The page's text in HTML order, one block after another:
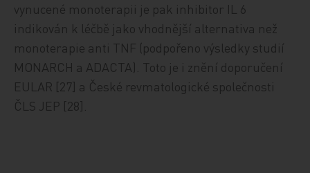
vynucené monoterapii je pak inhibitor IL 6
indikován k léčbě jako vhodnější alternativa než
monoterapie anti TNF (podpořeno výsledky studií
MONARCH a ADACTA). Toto je i znění doporučení
EULAR [27] a České revmatologické společnosti
ČLS JEP [28].